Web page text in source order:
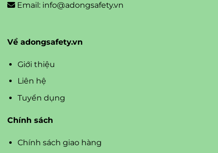
Email: info@adongsafety.vn
Về adongsafety.vn
Giới thiệu
Liên hệ
Tuyển dụng
Chính sách
Chính sách giao hàng